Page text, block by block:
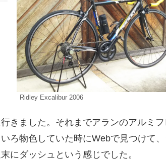
Ridley Excalibur 2006
きました。それまでアランのアルミ
ろ物色していた時にWebで見つけて
にダッシュという感じでした。